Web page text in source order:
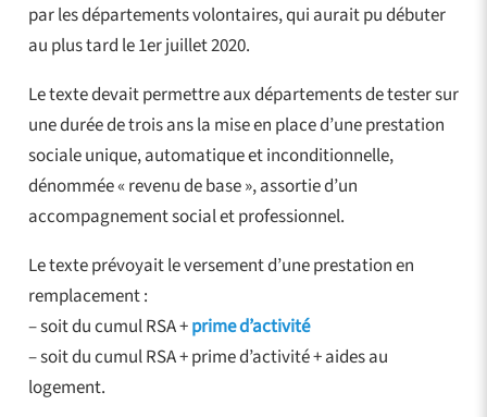
par les départements volontaires, qui aurait pu débuter
au plus tard le 1er juillet 2020.
Le texte devait permettre aux départements de tester sur
une durée de trois ans la mise en place d’une prestation
sociale unique, automatique et inconditionnelle,
dénommée « revenu de base », assortie d’un
accompagnement social et professionnel.
Le texte prévoyait le versement d’une prestation en
remplacement :
– soit du cumul RSA +prime d’activité
– soit du cumul RSA + prime d’activité + aides au
logement.